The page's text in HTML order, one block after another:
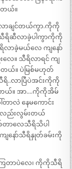
တယ်။
လာချင်တယ်ကွာ.ကိုကို
ရိဆီလာခဲ့ပါကွာကိုကို
ာခဲ့မယ်လေ ကျနော်
လေ။ သီရိလာရင် ကျ
ယ်။ ပဲမြစ်မဟုတ်
..လာပြီပဲအင်းကိုကို
ယ်။ အာ….ကိုကိုအိမ်
ာလဲ နေမကောင်း
လည်းလွမ်းတယ်
ာလေသီရိသိပါ
နော်သီရိနှုတ်ခမ်းကို
ကြတာပဲလေ၊ ကိုကိုသီရိ